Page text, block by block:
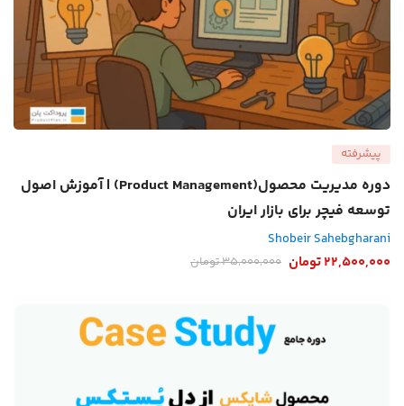
پیشرفته
دوره مدیریت محصول(Product Management) | آموزش اصول
توسعه فیچر برای بازار ایران
Shobeir Sahebgharani
22,500,000تومان 35,000,000تومان